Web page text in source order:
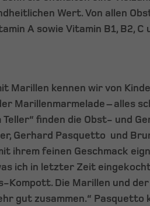
Wert. Von allen
A sowie Vitamin B1, B2, C
Marillen kennen wir von
Marillenmarmelade – alles
finden die Obst- und
Gerhard Pasquetto und
ihrem feinen Geschmack
ich in letzter Zeit
Kompott. Die Marillen und
gut zusammen.“ Pasquetto